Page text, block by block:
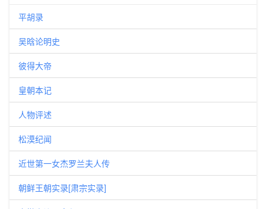
平胡录
吴晗论明史
彼得大帝
皇朝本记
人物评述
松漠纪闻
近世第一女杰罗兰夫人传
朝鲜王朝实录[肃宗实录]